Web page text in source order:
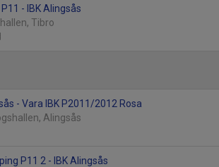
- IBK Alingsås
Tibro
- Vara IBK P2011/2012 Rosa
Alingsås
P11 2 - IBK Alingsås